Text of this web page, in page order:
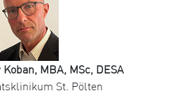
MBA, MSc, DESA
St. Pölten